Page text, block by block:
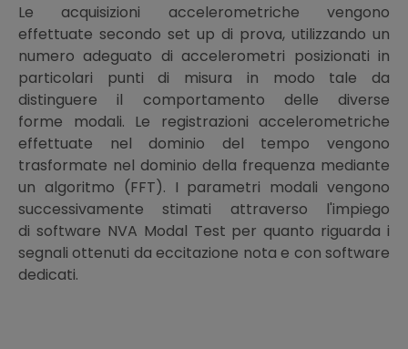
Le acquisizioni accelerometriche vengono
effettuate secondo set up di prova, utilizzando un
numero adeguato di accelerometri posizionati in
particolari punti di misura in modo tale da
distinguere il comportamento delle diverse
forme modali. Le registrazioni accelerometriche
effettuate nel dominio del tempo vengono
trasformate nel dominio della frequenza mediante
un algoritmo (FFT). I parametri modali vengono
successivamente stimati attraverso l'impiego
di software NVA Modal Test per quanto riguarda i
segnali ottenuti da eccitazione nota e con software
dedicati.